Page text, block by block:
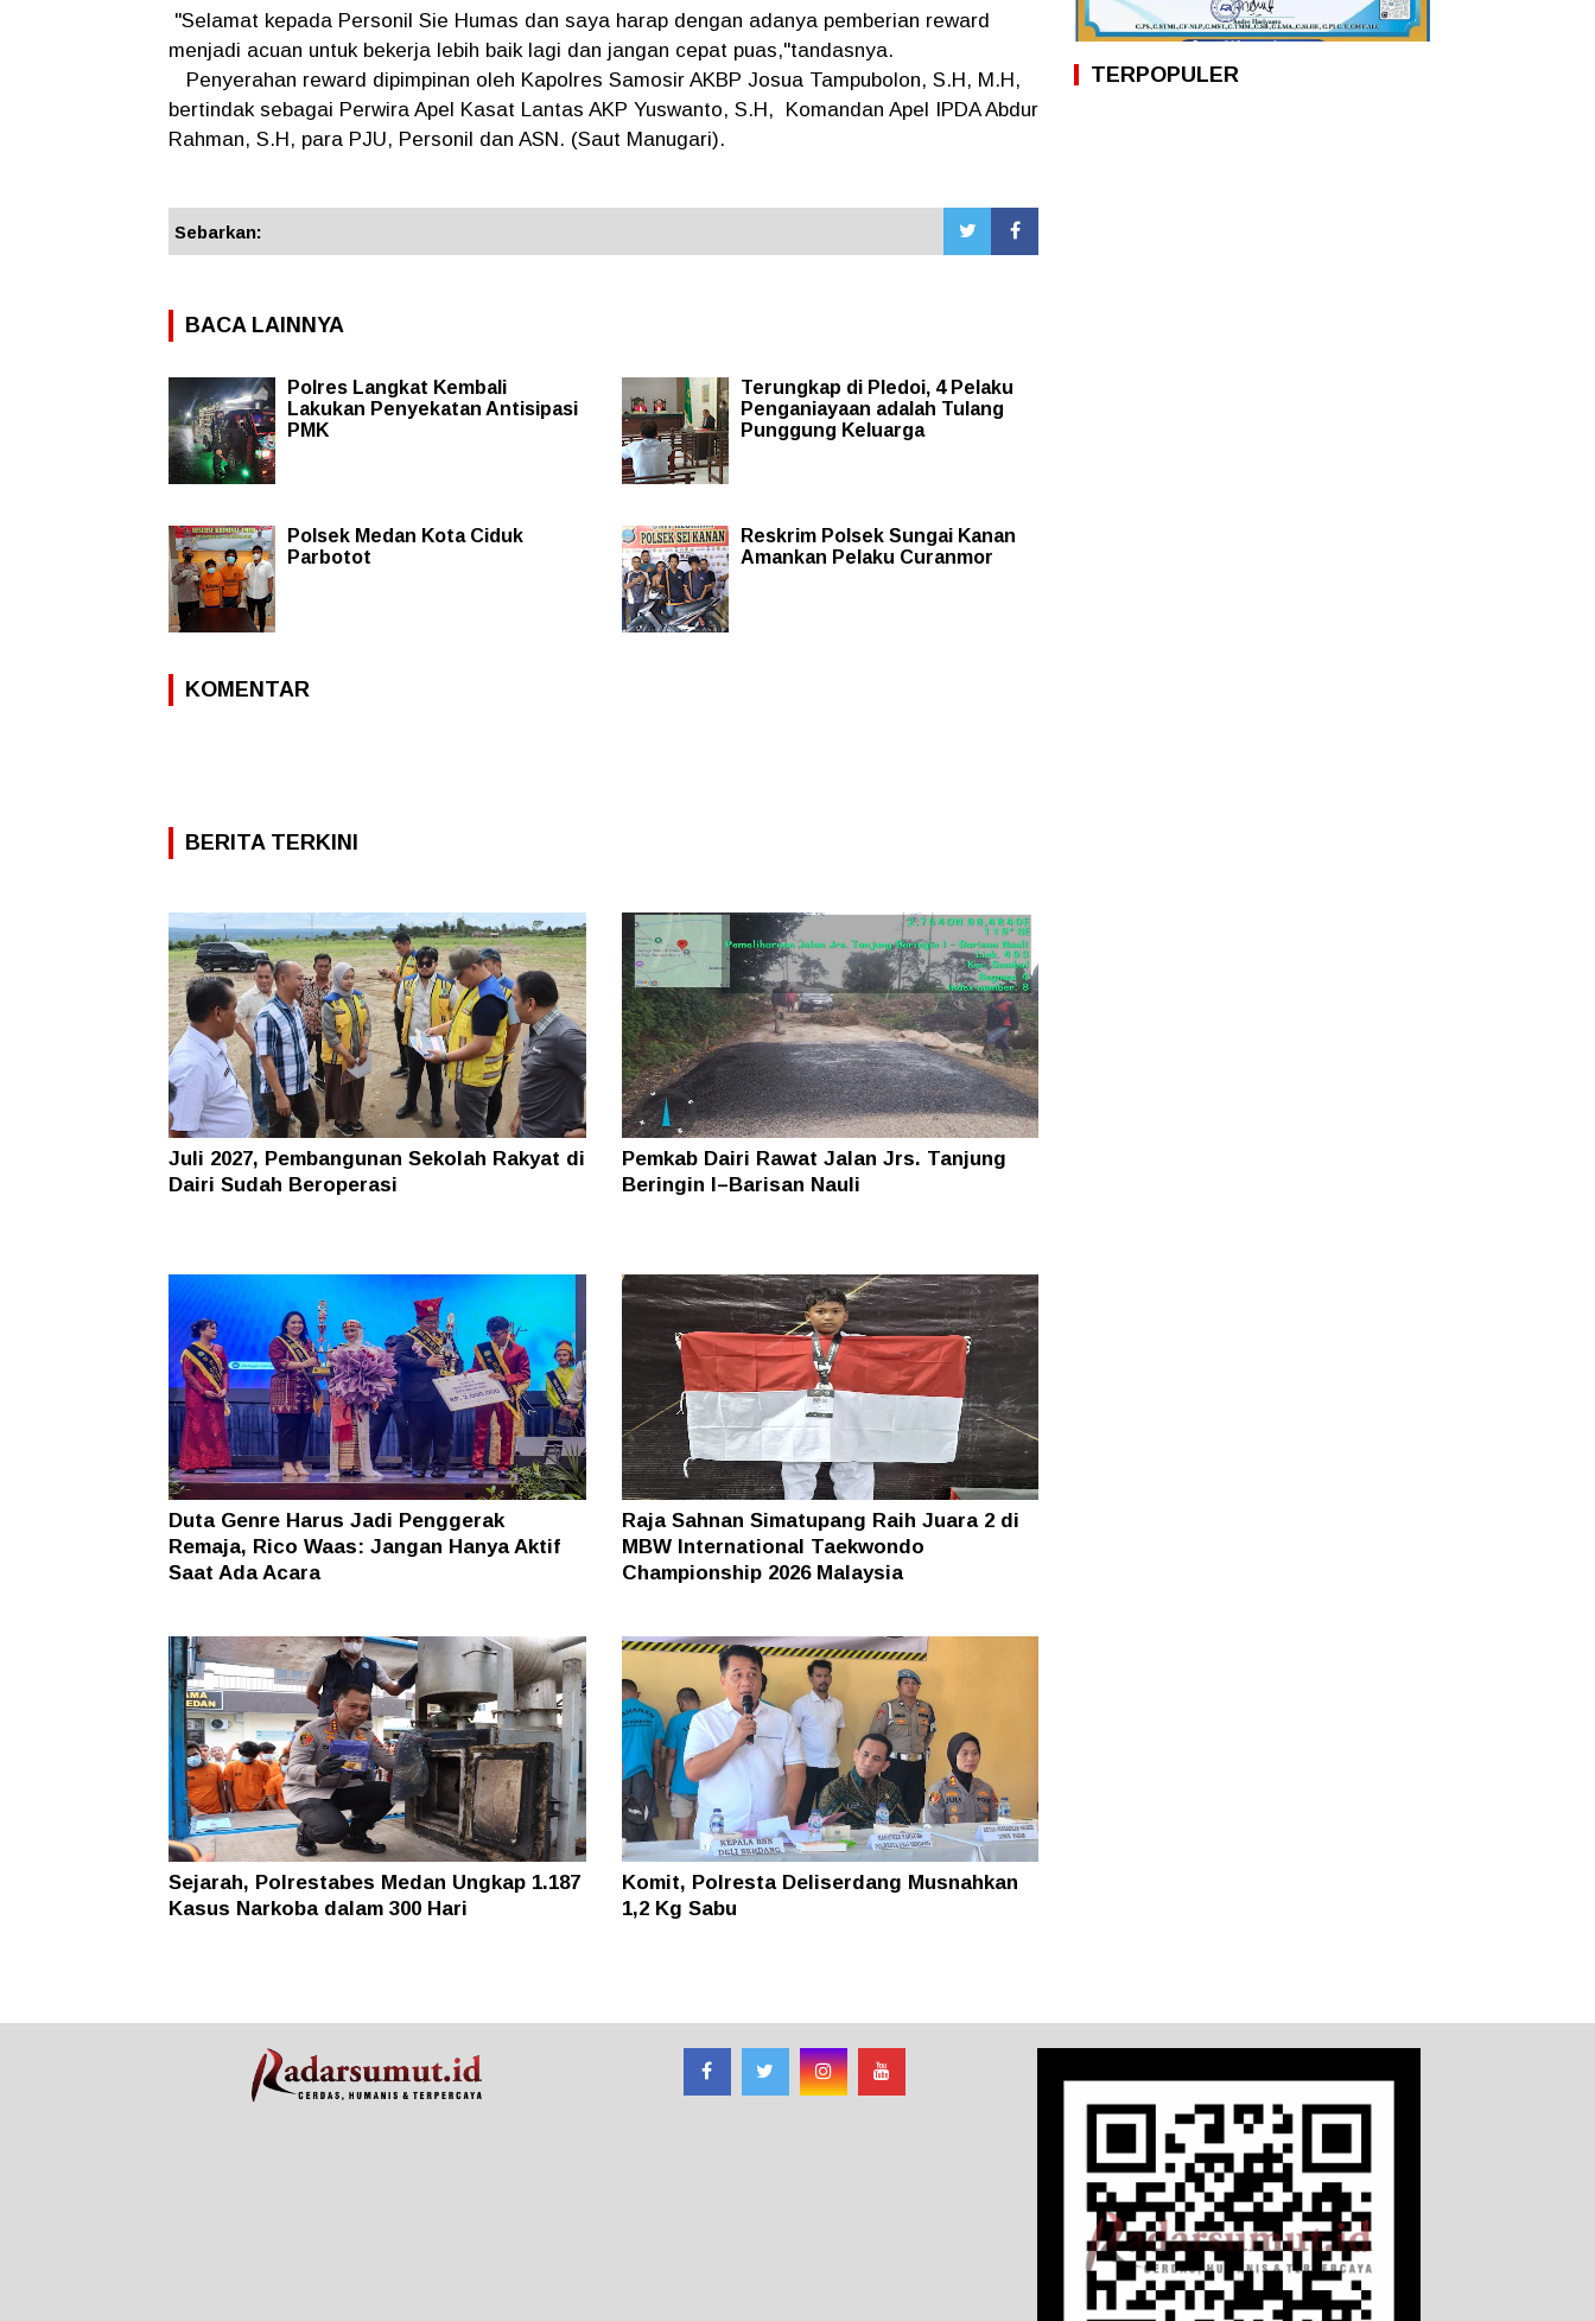
"Selamat kepada Personil Sie Humas dan saya harap dengan adanya pemberian reward
menjadi acuan untuk bekerja lebih baik lagi dan jangan cepat puas,"tandasnya.
Penyerahan reward dipimpinan oleh Kapolres Samosir AKBP Josua Tampubolon, S.H, M.H,
bertindak sebagai Perwira Apel Kasat Lantas AKP Yuswanto, S.H, Komandan Apel IPDA Abdur
Rahman, S.H, para PJU, Personil dan ASN. (Saut Manugari).
Sebarkan:
BACA LAINNYA
Polres Langkat Kembali
Lakukan Penyekatan Antisipasi
PMK
Terungkap di Pledoi, 4 Pelaku
Penganiayaan adalah Tulang
Punggung Keluarga
Polsek Medan Kota Ciduk
Parbotot
Reskrim Polsek Sungai Kanan
Amankan Pelaku Curanmor
KOMENTAR
BERITA TERKINI
Juli 2027, Pembangunan Sekolah Rakyat di
Dairi Sudah Beroperasi
Pemkab Dairi Rawat Jalan Jrs. Tanjung
Beringin I–Barisan Nauli
Duta Genre Harus Jadi Penggerak
Remaja, Rico Waas: Jangan Hanya Aktif
Saat Ada Acara
Raja Sahnan Simatupang Raih Juara 2 di
MBW International Taekwondo
Championship 2026 Malaysia
Sejarah, Polrestabes Medan Ungkap 1.187
Kasus Narkoba dalam 300 Hari
Komit, Polresta Deliserdang Musnahkan
1,2 Kg Sabu
TERPOPULER